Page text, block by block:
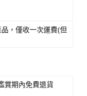
，僅收一次運費(但
賞期內免費退貨